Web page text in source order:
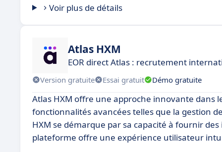
Voir plus de détails
Atlas HXM
EOR direct Atlas : recrutement
Version gratuite Essai gratuit Démo gratuite
Atlas HXM offre une approche innovante dans
fonctionnalités avancées telles que la gestion
HXM se démarque par sa capacité à fournir
plateforme offre une expérience utilisateur